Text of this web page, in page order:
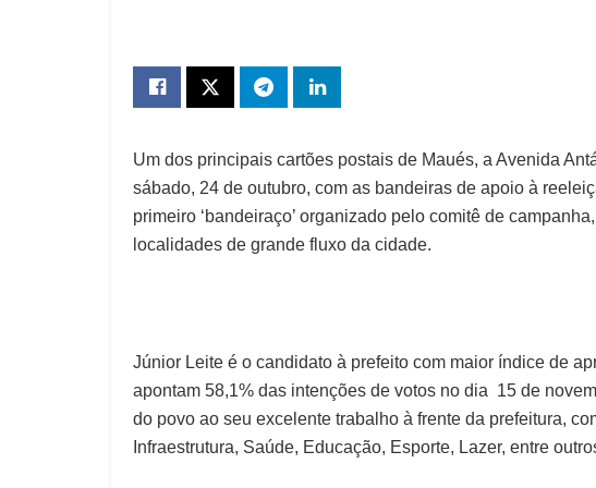
Um dos principais cartões postais de Maués, a Avenida
sábado, 24 de outubro, com as bandeiras de apoio à
primeiro ‘bandeiraço’ organizado pelo comitê de
localidades de grande fluxo da cidade.
Júnior Leite é o candidato à prefeito com maior índice de
apontam 58,1% das intenções de votos no dia 15 de
do povo ao seu excelente trabalho à frente da prefeitura,
Infraestrutura, Saúde, Educação, Esporte, Lazer, entre